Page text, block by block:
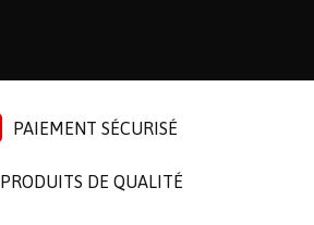
PAIEMENT SÉCURISÉ
PRODUITS DE QUALITÉ